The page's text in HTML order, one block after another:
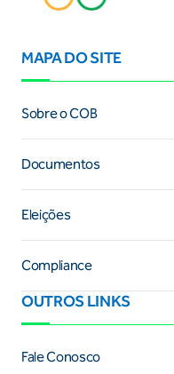
MAPA DO SITE
Sobre o COB
Documentos
Eleições
Compliance
OUTROS LINKS
Fale Conosco